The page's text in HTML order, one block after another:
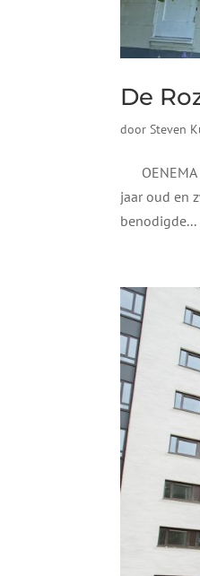
De
door Steven
OENEMA |
jaar oud en
benodigde...